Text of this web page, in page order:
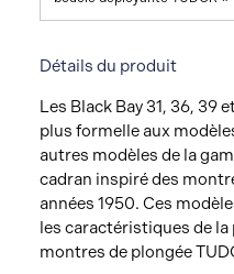
Détails du produit
Les Black Bay 31, 36, 39
plus formelle aux
autres modèles de la
cadran inspiré des
années 1950. Ces
les caractéristiques de
montres de plongée